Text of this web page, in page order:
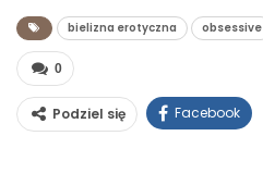
bielizna erotyczna obsessive
0
Podziel się Facebook